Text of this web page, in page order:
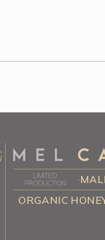
LIMITED
PRODUCTION
-
ORGANIC